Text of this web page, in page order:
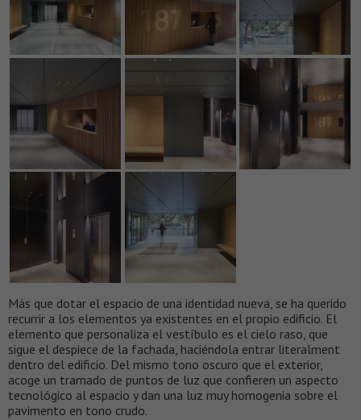
Más que dotar el espacio de una identidad nueva, se ha querido
recurrir a los elementos ya existentes en el propio edificio. El
elemento que personaliza el vestíbulo es el cielo raso, que
sigue el despiece de la fachada, haciéndola entrar literalment
dentro del edificio. Del mismo tono oscuro que el exterior,
acoge un tramado de puntos de luz que confieren un aspecto
tecnológico al espacio y dan una luz muy homogenia sobre el
pavimento en tono crudo.